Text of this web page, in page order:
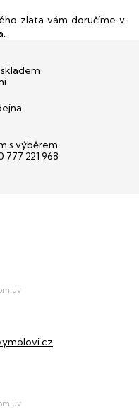
zlata vám doručíme v
s výběrem
221 968